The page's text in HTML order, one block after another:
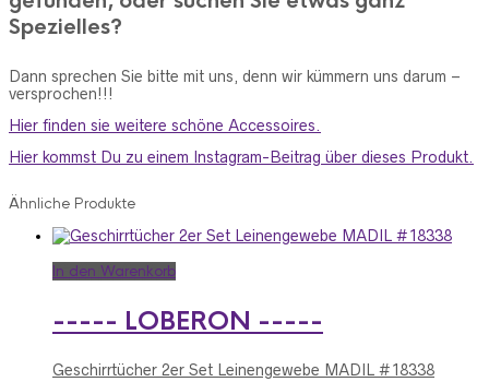
Spezielles?
Dann sprechen Sie bitte mit uns, denn wir kümmern uns darum –
versprochen!!!
Hier finden sie weitere schöne Accessoires.
Hier kommst Du zu einem Instagram-Beitrag über dieses Produkt.
Ähnliche Produkte
In den Warenkorb
----- LOBERON -----
Geschirrtücher 2er Set Leinengewebe MADIL #18338